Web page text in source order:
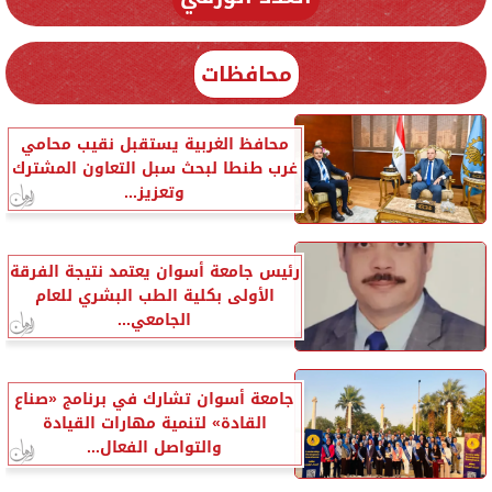
محافظات
محافظ الغربية يستقبل نقيب محامي
غرب طنطا لبحث سبل التعاون المشترك
وتعزيز...
رئيس جامعة أسوان يعتمد نتيجة الفرقة
الأولى بكلية الطب البشري للعام
الجامعي...
جامعة أسوان تشارك في برنامج «صناع
القادة» لتنمية مهارات القيادة
والتواصل الفعال...